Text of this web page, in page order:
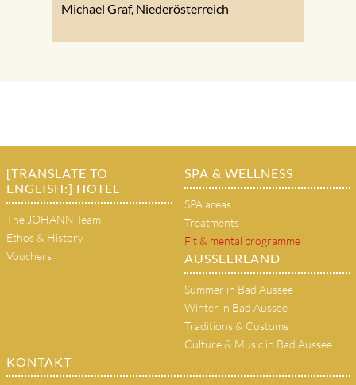
Michael Graf, Niederösterreich
[TRANSLATE TO
ENGLISH:] HOTEL
The JOHANN Team
Ethos & History
Vouchers
SPA & WELLNESS
SPA areas
Treatments
Fit & mental programme
AUSSEERLAND
Summer in Bad Aussee
Winter in Bad Aussee
Traditions & Customs
Culture & Music in Bad Aussee
KONTAKT